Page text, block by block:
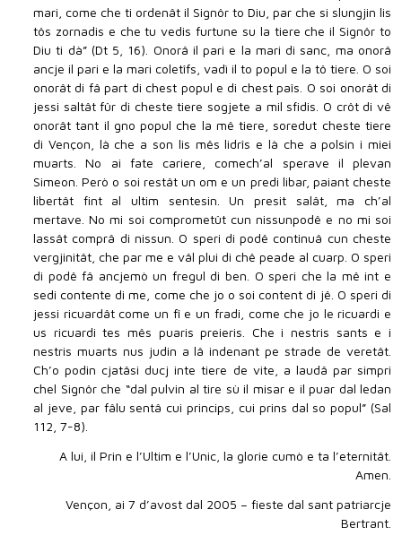
mari, come che ti ordenât il Signôr to Diu, par che si slungjin lis
tôs zornadis e che tu vedis furtune su la tiere che il Signôr to
Diu ti dà” (Dt 5, 16). Onorâ il pari e la mari di sanc, ma onorâ
ancje il pari e la mari coletîfs, vadì il to popul e la tô tiere. O soi
onorât di fâ part di chest popul e di chest paîs. O soi onorât di
jessi saltât fûr di cheste tiere sogjete a mil sfidis. O crôt di vê
onorât tant il gno popul che la mê tiere, soredut cheste tiere
di Vençon, là che a son lis mês lidrîs e là che a polsin i miei
muarts. No ai fate cariere, comech’al sperave il plevan
Simeon. Però o soi restât un om e un predi libar, paiant cheste
libertât fint al ultim sentesin. Un presit salât, ma ch’al
mertave. No mi soi comprometût cun nissunpodê e no mi soi
lassât comprâ di nissun. O speri di podê continuâ cun cheste
vergjinitât, che par me e vâl plui di chê peade al cuarp. O speri
di podê fâ ancjemò un fregul di ben. O speri che la mê int e
sedi contente di me, come che jo o soi content di jê. O speri di
jessi ricuardât come un fî e un fradi, come che jo le ricuardi e
us ricuardi tes mês puaris preieris. Che i nestris sants e i
nestris muarts nus judin a lâ indenant pe strade de veretât.
Ch’o podin cjatâsi ducj inte tiere de vite, a laudâ par simpri
chel Signôr che “dal pulvin al tire sù il misar e il puar dal ledan
al jeve, par fâlu sentâ cui princips, cui prins dal so popul” (Sal
112, 7-8).
A lui, il Prin e l’Ultim e l’Unic, la glorie cumò e ta l’eternitât.
Amen.
Vençon, ai 7 d’avost dal 2005 – fieste dal sant patriarcje
Bertrant.